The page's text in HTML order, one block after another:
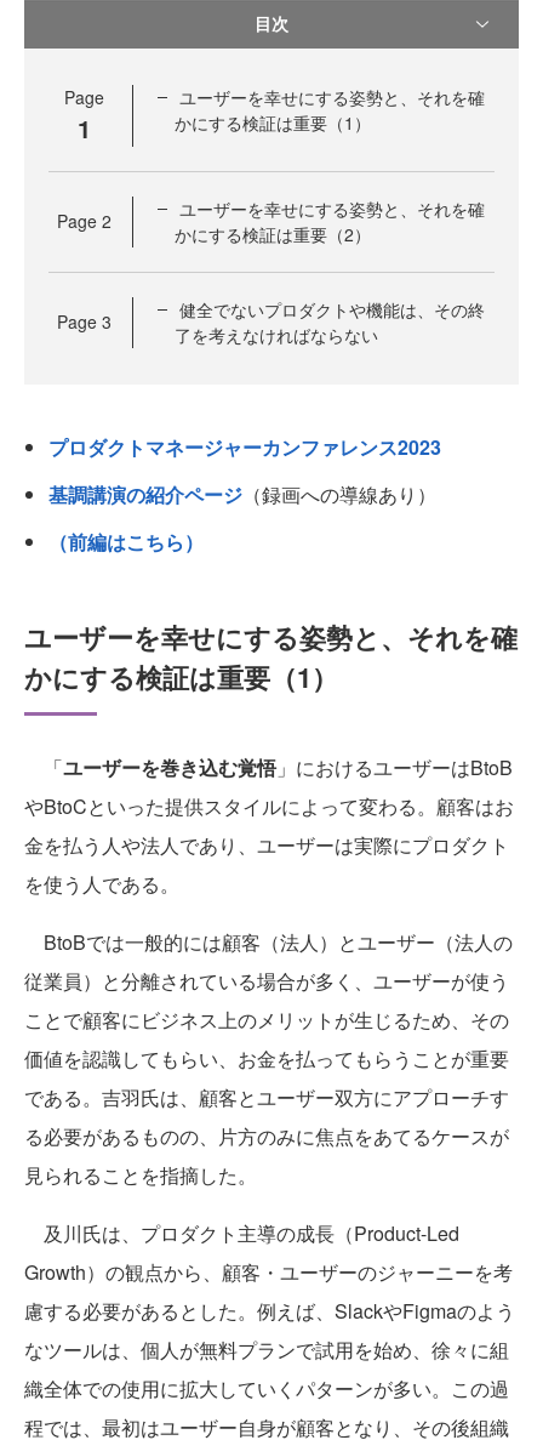
目次
Page
1
ユーザーを幸せにする姿勢と、それを確
かにする検証は重要（1）
Page 2
ユーザーを幸せにする姿勢と、それを確
かにする検証は重要（2）
Page 3
健全でないプロダクトや機能は、その終
了を考えなければならない
プロダクトマネージャーカンファレンス2023
基調講演の紹介ページ （録画への導線あり）
（前編はこちら）
ユーザーを幸せにする姿勢と、それを確
かにする検証は重要（1）
「ユーザーを巻き込む覚悟」におけるユーザーはBtoB
やBtoCといった提供スタイルによって変わる。顧客はお
金を払う人や法人であり、ユーザーは実際にプロダクト
を使う人である。
BtoBでは一般的には顧客（法人）とユーザー（法人の
従業員）と分離されている場合が多く、ユーザーが使う
ことで顧客にビジネス上のメリットが生じるため、その
価値を認識してもらい、お金を払ってもらうことが重要
である。吉羽氏は、顧客とユーザー双方にアプローチす
る必要があるものの、片方のみに焦点をあてるケースが
見られることを指摘した。
及川氏は、プロダクト主導の成長（Product-Led
Growth）の観点から、顧客・ユーザーのジャーニーを考
慮する必要があるとした。例えば、SlackやFigmaのよう
なツールは、個人が無料プランで試用を始め、徐々に組
織全体での使用に拡大していくパターンが多い。この過
程では、最初はユーザー自身が顧客となり、その後組織